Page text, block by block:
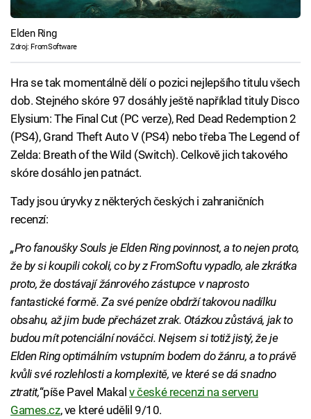
Elden Ring
Zdroj: FromSoftware
Hra se tak momentálně dělí o pozici nejlepšího titulu všech
dob. Stejného skóre 97 dosáhly ještě například tituly Disco
Elysium: The Final Cut (PC verze), Red Dead Redemption 2
(PS4), Grand Theft Auto V (PS4) nebo třeba The Legend of
Zelda: Breath of the Wild (Switch). Celkově jich takového
skóre dosáhlo jen patnáct.
Tady jsou úryvky z některých českých i zahraničních
recenzí:
„Pro fanoušky Souls je Elden Ring povinnost, a to nejen proto,
že by si koupili cokoli, co by z FromSoftu vypadlo, ale zkrátka
proto, že dostávají žánrového zástupce v naprosto
fantastické formě. Za své peníze obdrží takovou nadílku
obsahu, až jim bude přecházet zrak. Otázkou zůstává, jak to
budou mít potenciální nováčci. Nejsem si totiž jistý, že je
Elden Ring optimálním vstupním bodem do žánru, a to právě
kvůli své rozlehlosti a komplexitě, ve které se dá snadno
ztratit,“píše Pavel Makalv české recenzi na serveru
Games.cz, ve které udělil 9/10.